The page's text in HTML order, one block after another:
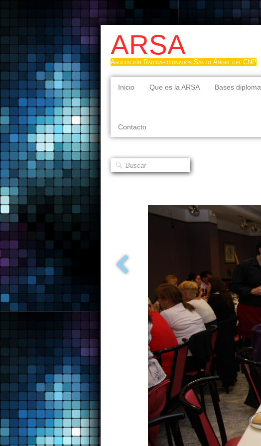
ARSA
Asociación Radioaficionados Santo Ángel del CNP
Inicio Que es la ARSA Bases diploma
Contacto